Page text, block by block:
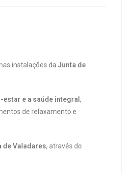
instalações da Junta de
e a saúde integral ,
de relaxamento e
de Valadares, através do